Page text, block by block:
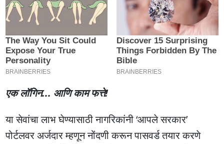
एक लॉगिन... आणि काम फत्ते!
या सेवांचा लाभ घेण्यासाठी नागरिकांनी ‘आपले सरकार’
पोर्टलवर अर्जदार म्हणून नोंदणी करून पासवर्ड तयार करणे